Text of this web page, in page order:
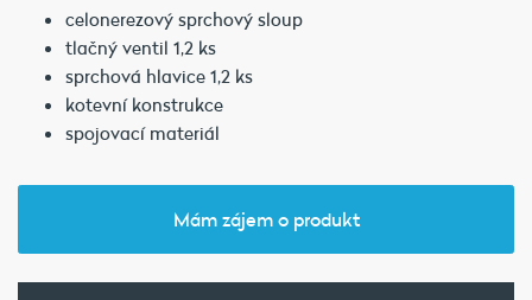
celonerezový sprchový sloup
tlačný ventil 1,2 ks
sprchová hlavice 1,2 ks
kotevní konstrukce
spojovací materiál
Mám zájem o produkt